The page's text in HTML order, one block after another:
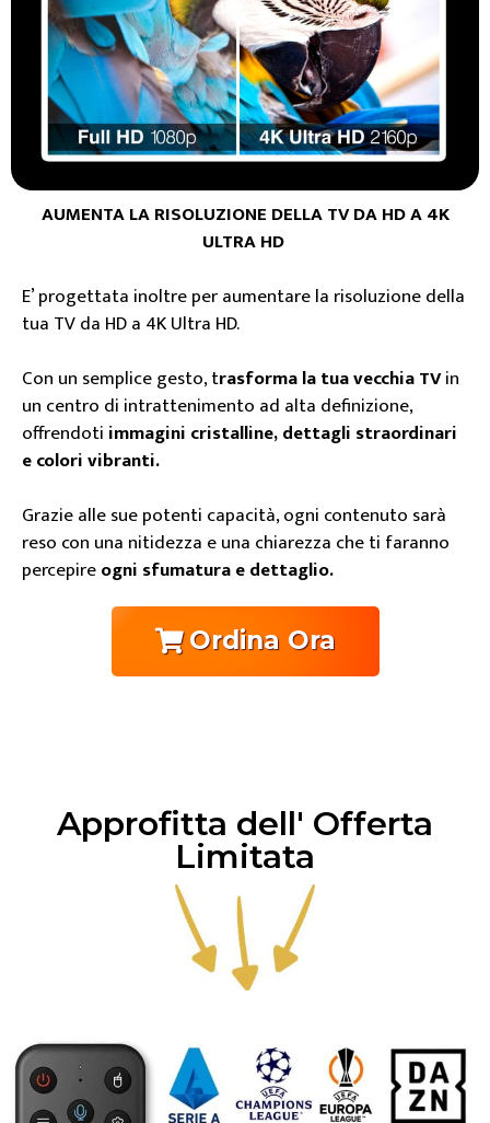
AUMENTA LA RISOLUZIONE DELLA TV DA HD A 4K
ULTRA HD
E’ progettata inoltre per aumentare la risoluzione della
tua TV da HD a 4K Ultra HD.
Con un semplice gesto, trasforma la tua vecchia TVin
un centro di intrattenimento ad alta definizione,
offrendoti immagini cristalline, dettagli straordinari
e colori vibranti.
Grazie alle sue potenti capacità, ogni contenuto sarà
reso con una nitidezza e una chiarezza che ti faranno
percepireogni sfumatura e dettaglio.
Ordina Ora
Approfitta dell' Offerta
Limitata